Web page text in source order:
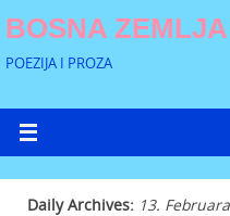
BOSNA
POEZIJA I PROZA
Daily Archives: 13.